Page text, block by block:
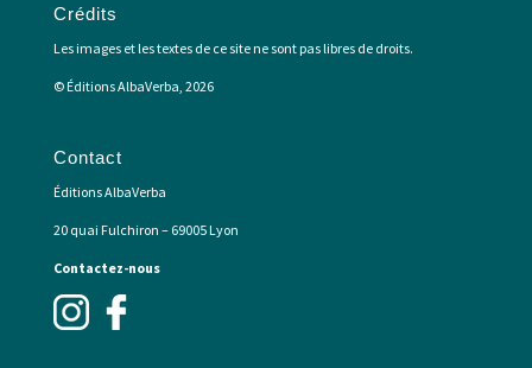
Crédits
Les images et les textes de ce site ne sont pas libres de droits.
© Éditions AlbaVerba, 2026
Contact
Éditions AlbaVerba
20 quai Fulchiron – 69005 Lyon
Contactez-nous